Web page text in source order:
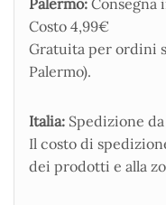
Palermo: Consegna
Costo 4,99€
Gratuita per ordini
Palermo).
Italia: Spedizione
Il costo di
dei prodotti e alla